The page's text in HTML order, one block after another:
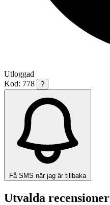
Utloggad
Kod: 778
?
Få SMS när jag är tillbaka
Utvalda recensioner